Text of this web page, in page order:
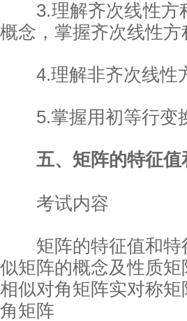
3.理解齐次线性方
概念，掌握齐次线性
4.理解非齐次线性
5.掌握用初等行变
五、矩阵的特征值
考试内容
矩阵的特征值和特
似矩阵的概念及性质
相似对角矩阵实对称
角矩阵